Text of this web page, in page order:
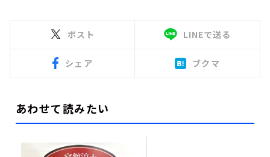
ポスト LINEで送る
シェア ブクマ
あわせて読みたい